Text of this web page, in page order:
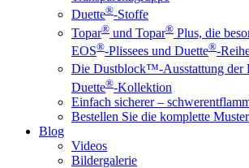
Duette®-Stoffe
Topar® und Topar® Plus, die
EOS®-Plissees und Duette®-
Die Dustblock™-Ausstattung der
Duette®-Kollektion
Einfach sicherer –
Bestellen Sie die komplette
Blog
Videos
Bildergalerie